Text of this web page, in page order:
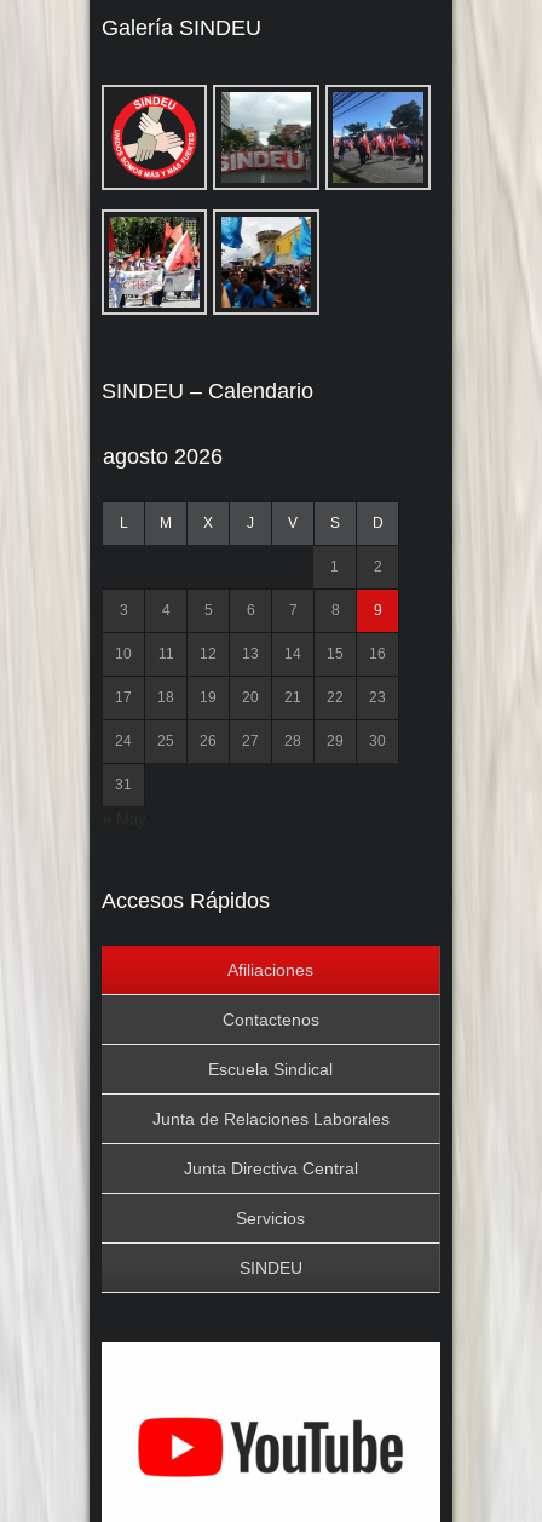
Galería SINDEU
SINDEU – Calendario
agosto 2026
L M X J V S D
1 2
3 4 5 6 7 8 9
10 11 12 13 14 15 16
17 18 19 20 21 22 23
24 25 26 27 28 29 30
31
Accesos Rápidos
Afiliaciones
Contactenos
Escuela Sindical
Junta de Relaciones Laborales
Junta Directiva Central
Servicios
SINDEU